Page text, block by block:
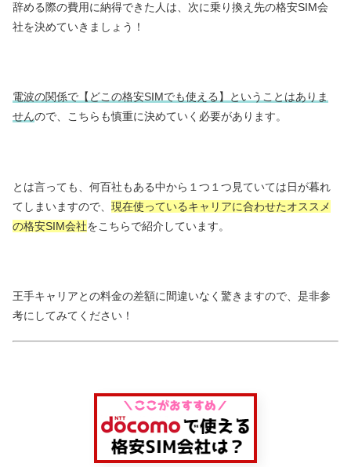
辞める際の費用に納得できた人は、次に乗り換え先の格安SIM会
社を決めていきましょう！
電波の関係で【どこの格安SIMでも使える】ということはありま
せんので、こちらも慎重に決めていく必要があります。
とは言っても、何百社もある中から１つ１つ見ていては日が暮れ
てしまいますので、 現在使っているキャリアに合わせたオススメ
の格安SIM会社をこちらで紹介しています。
王手キャリアとの料金の差額に間違いなく驚きますので、是非参
考にしてみてください！